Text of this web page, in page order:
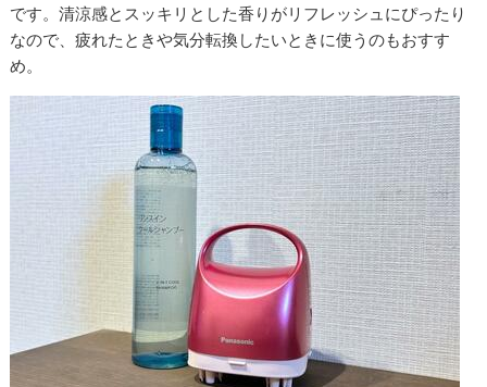
です。清涼感とスッキリとした香りがリフレッシュにぴったり
なので、疲れたときや気分転換したいときに使うのもおすす
め。